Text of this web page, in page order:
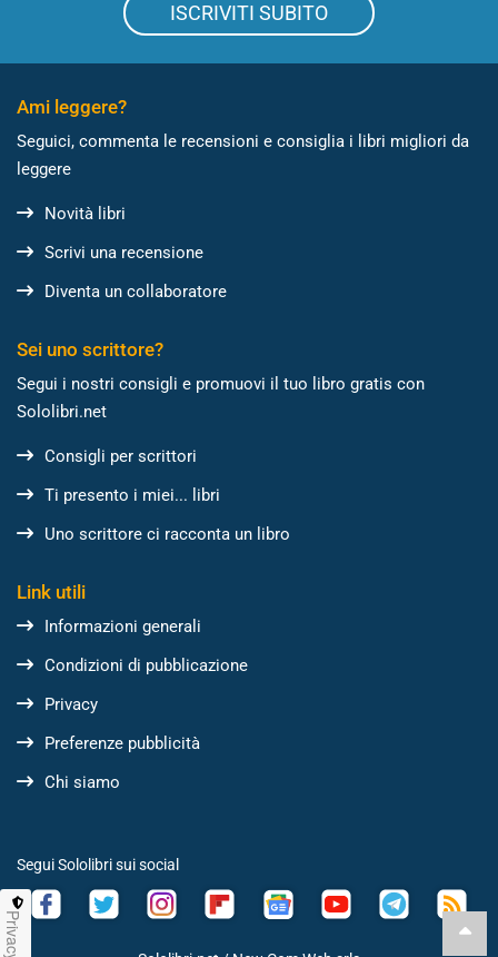
ISCRIVITI SUBITO
Ami leggere?
Seguici, commenta le recensioni e consiglia i libri migliori da
leggere
Novità libri
Scrivi una recensione
Diventa un collaboratore
Sei uno scrittore?
Segui i nostri consigli e promuovi il tuo libro gratis con
Sololibri.net
Consigli per scrittori
Ti presento i miei... libri
Uno scrittore ci racconta un libro
Link utili
Informazioni generali
Condizioni di pubblicazione
Privacy
Preferenze pubblicità
Chi siamo
Segui Sololibri sui social
Privacy